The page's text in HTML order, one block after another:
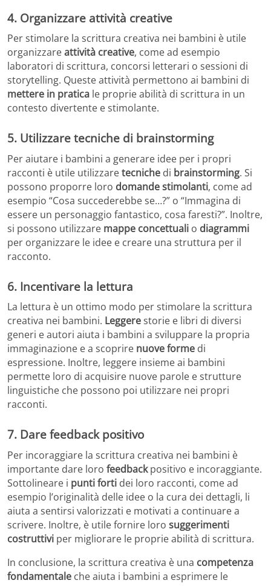
4. Organizzare attività creative
Per stimolare la scrittura creativa nei bambini è utile
organizzareattività creative, come ad esempio
laboratori di scrittura, concorsi letterari o sessioni di
storytelling. Queste attività permettono ai bambini di
mettere in pratica le proprie abilità di scrittura in un
contesto divertente e stimolante.
5. Utilizzare tecniche di brainstorming
Per aiutare i bambini a generare idee per i propri
racconti è utile utilizzaretecniche di brainstorming. Si
possono proporre loro domande stimolanti, come ad
esempio “Cosa succederebbe se…?” o “Immagina di
essere un personaggio fantastico, cosa faresti?”. Inoltre,
si possono utilizzare mappe concettuali o diagrammi
per organizzare le idee e creare una struttura per il
racconto.
6. Incentivare la lettura
La lettura è un ottimo modo per stimolare la scrittura
creativa nei bambini. Leggerestorie e libri di diversi
generi e autori aiuta i bambini a sviluppare la propria
immaginazione e a scoprire nuove forme di
espressione. Inoltre, leggere insieme ai bambini
permette loro di acquisire nuove parole e strutture
linguistiche che possono poi utilizzare nei propri
racconti.
7. Dare feedback positivo
Per incoraggiare la scrittura creativa nei bambini è
importante dare loro feedbackpositivo e incoraggiante.
Sottolineare i punti forti dei loro racconti, come ad
esempio l’originalità delle idee o la cura dei dettagli, li
aiuta a sentirsi valorizzati e motivati a continuare a
scrivere. Inoltre, è utile fornire loro suggerimenti
costruttivi per migliorare le proprie abilità di scrittura.
In conclusione, la scrittura creativa è una competenza
fondamentale che aiuta i bambini a esprimere le